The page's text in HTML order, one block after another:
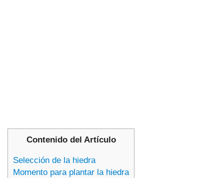
Contenido del Artículo
Selección de la hiedra
Momento para plantar la hiedra